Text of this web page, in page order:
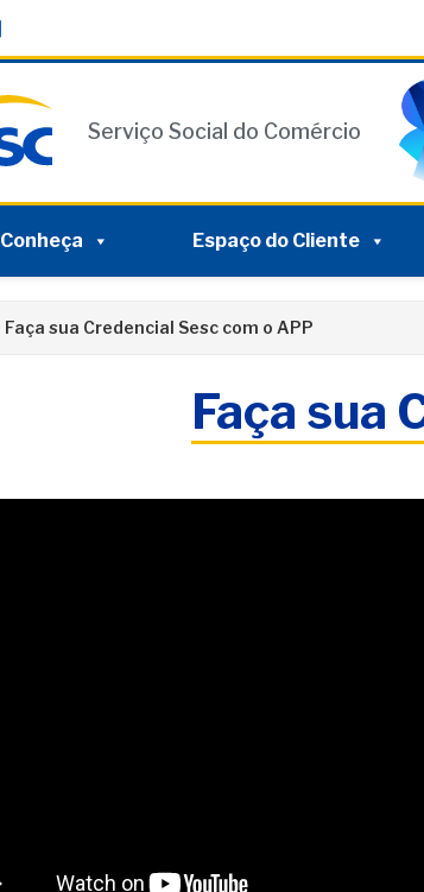
Serviço Social do Comércio
Conheça Espaço do Cliente
Faça sua Credencial Sesc com o APP
Faça sua